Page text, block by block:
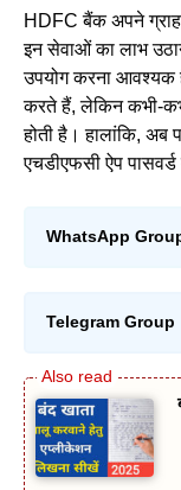
HDFC बैंक अपने
इन सेवाओं का लाभ
उपयोग करना आवश्यक
करते हैं, लेकिन कभी-
होती है। हालांकि, अब
एचडीएफसी ऐप
WhatsApp
Telegram Group